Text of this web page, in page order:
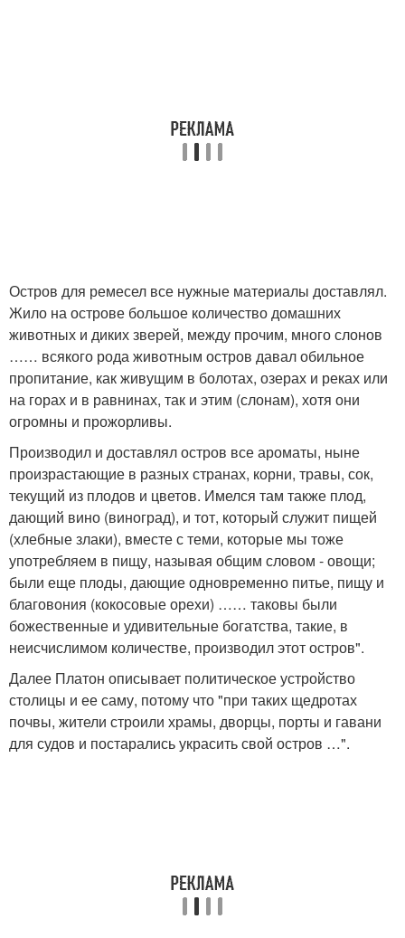
Остров для ремесел все нужные материалы доставлял.
Жило на острове большое количество домашних
животных и диких зверей, между прочим, много слонов
…… всякого рода животным остров давал обильное
пропитание, как живущим в болотах, озерах и реках или
на горах и в равнинах, так и этим (слонам), хотя они
огромны и прожорливы.
Производил и доставлял остров все ароматы, ныне
произрастающие в разных странах, корни, травы, сок,
текущий из плодов и цветов. Имелся там также плод,
дающий вино (виноград), и тот, который служит пищей
(хлебные злаки), вместе с теми, которые мы тоже
употребляем в пищу, называя общим словом - овощи;
были еще плоды, дающие одновременно питье, пищу и
благовония (кокосовые орехи) …… таковы были
божественные и удивительные богатства, такие, в
неисчислимом количестве, производил этот остров".
Далее Платон описывает политическое устройство
столицы и ее саму, потому что "при таких щедротах
почвы, жители строили храмы, дворцы, порты и гавани
для судов и постарались украсить свой остров …".